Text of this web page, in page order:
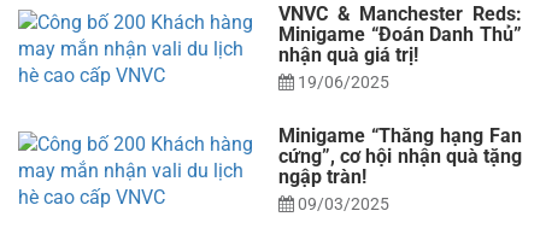
VNVC & Manchester Reds:
Minigame “Đoán Danh Thủ”
nhận quà giá trị!
19/06/2025
Minigame “Thăng hạng Fan
cứng”, cơ hội nhận quà tặng
ngập tràn!
09/03/2025